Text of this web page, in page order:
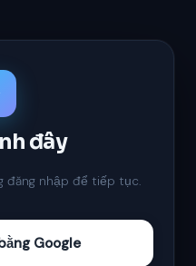
đây
đăng nhập để tiếp tục.
Google